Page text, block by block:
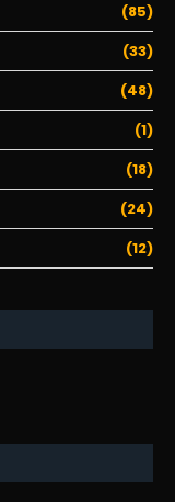
(85)
(33)
(48)
(1)
(18)
(24)
(12)